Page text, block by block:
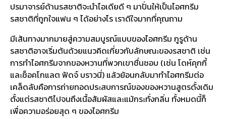
ปรมาจารย์ด้านรสชาติจะนำไอเดียดี ๆ มาปั่นให้เป็นไอศกรีม
รสชาติที่ถูกใจแฟน ๆ ได้อย่างไร เราดีใจมากที่คุณถาม
มีเส้นทางมากมายสู่ความสมบูรณ์แบบของไอศกรีม กูรูด้าน
รสชาติอาจเริ่มต้นด้วยแนวคิดเกี่ยวกับลักษณะของรสชาติ เช่น
การทำไอศกรีมจากของหวานที่พวกเขาชื่นชอบ (เช่น โดห์คุกกี้
และช็อคโกแลต ฟัดจ์ บราวนี่) แล้วย้อนกลับมาทำไอศกรีมต่อ
เคล็ดลับคือการถ่ายทอดประสบการณ์ของของหวานสูตรดั้งเดิม
ตั้งแต่รสชาติไปจนถึงเนื้อสัมผัสและแม้กระทั่งกลิ่น ทั้งหมดนี้ก็
เพื่อความอร่อยสุด ๆ ของไอศกรีม